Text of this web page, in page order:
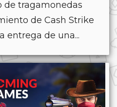
de tragamonedas
de Cash Strike
entrega de una...